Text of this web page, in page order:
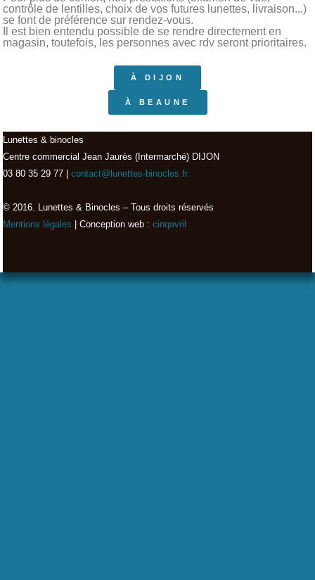
contrôle de lentilles, choix de vos futures lunettes, livraison...)
se font de préférence sur rendez-vous.
Il est bien entendu possible de se rendre directement en
magasin, toutefois, les personnes avec rdv seront prioritaires.
À DIJON
À BEAUNE
Lunettes & binocles
Centre commercial Jean Jaurès (Intermarché) DIJON
03 80 35 29 77 |
contact@lunettes-binocles.fr
© 2016. Lunettes & Binocles – Tous droits réservés​
Mentions légales | Conception web : cinqavril